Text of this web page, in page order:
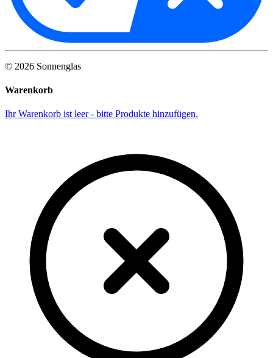
© 2026 Sonnenglas
Warenkorb
Ihr Warenkorb ist leer - bitte Produkte hinzufügen.